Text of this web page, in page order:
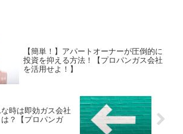
【簡単！】アパートオーナーが圧倒的に
投資を抑える方法！【プロパンガス会社
を活用せよ！】
時は即効ガス会社
？【プロパンガ